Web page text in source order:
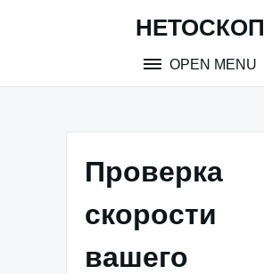
НЕТОСКОП
OPEN MENU
Проверка
скорости
вашего